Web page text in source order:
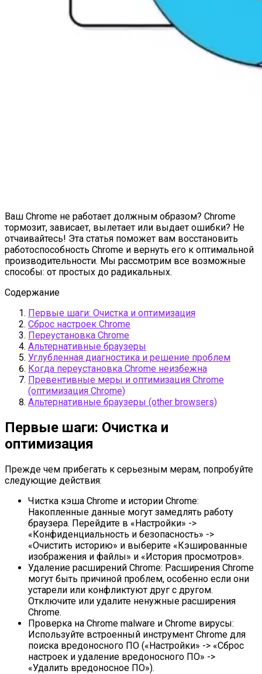
Ваш Chrome не работает должным образом? Chrome
тормозит, зависает, вылетает или выдает ошибки? Не
отчаивайтесь! Эта статья поможет вам восстановить
работоспособность Chrome и вернуть его к оптимальной
производительности. Мы рассмотрим все возможные
способы: от простых до радикальных.
Содержание
Первые шаги: Очистка и оптимизация
Сброс настроек Chrome
Переустановка Chrome
Альтернативные браузеры
Углубленная диагностика и решение проблем
Когда переустановка Chrome неизбежна
Превентивные меры и оптимизация Chrome
(оптимизация Chrome)
Альтернативные браузеры (other browsers)
Первые шаги: Очистка и
оптимизация
Прежде чем прибегать к серьезным мерам, попробуйте
следующие действия:
Чистка кэша Chrome и истории Chrome:
Накопленные данные могут замедлять работу
браузера. Перейдите в «Настройки» ->
«Конфиденциальность и безопасность» ->
«Очистить историю» и выберите «Кэшированные
изображения и файлы» и «История просмотров».
Удаление расширений Chrome: Расширения Chrome
могут быть причиной проблем, особенно если они
устарели или конфликтуют друг с другом.
Отключите или удалите ненужные расширения
Chrome.
Проверка на Chrome malware и Chrome вирусы:
Используйте встроенный инструмент Chrome для
поиска вредоносного ПО («Настройки» -> «Сброс
настроек и удаление вредоносного ПО» ->
«Удалить вредоносное ПО»).